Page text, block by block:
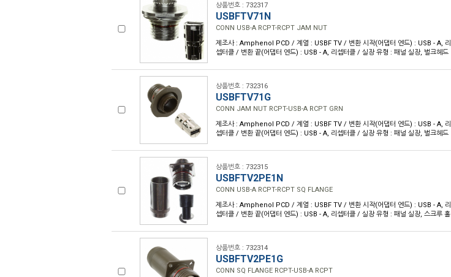
상품번호 : 732317
USBFTV71N
CONN USB-A RCPT-RCPT JAM NUT
제조사 : Amphenol PCD / 계열 : USBF TV / 변환 시작(어댑터 엔드) : USB - A, 리
셉터클 / 변환 끝(어댑터 엔드) : USB - A, 리셉터클 / 실장 유형 : 패널 실장, 벌크헤드
상품번호 : 732316
USBFTV71G
CONN JAM NUT RCPT-USB-A RCPT GRN
제조사 : Amphenol PCD / 계열 : USBF TV / 변환 시작(어댑터 엔드) : USB - A, 리
셉터클 / 변환 끝(어댑터 엔드) : USB - A, 리셉터클 / 실장 유형 : 패널 실장, 벌크헤드
상품번호 : 732315
USBFTV2PE1N
CONN USB-A RCPT-RCPT SQ FLANGE
제조사 : Amphenol PCD / 계열 : USBF TV / 변환 시작(어댑터 엔드) : USB - A, 리
셉터클 / 변환 끝(어댑터 엔드) : USB - A, 리셉터클 / 실장 유형 : 패널 실장, 스크루 홀
상품번호 : 732314
USBFTV2PE1G
CONN SQ FLANGE RCPT-USB-A RCPT